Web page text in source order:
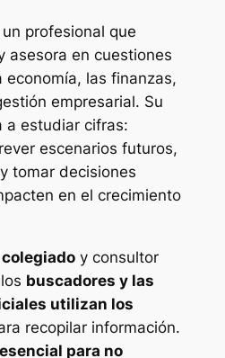
profesional que
asesora en cuestiones
economía, las finanzas,
empresarial. Su
a estudiar cifras:
escenarios futuros,
tomar decisiones
en el crecimiento
y consultor
buscadores y las
utilizan los
recopilar información.
para no